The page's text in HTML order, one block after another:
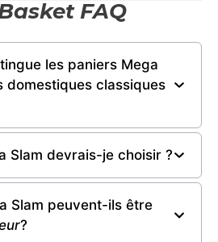
FAQ
les paniers Mega
domestiques classiques
Slam devrais-je choisir ?
Slam peuvent-ils être
?